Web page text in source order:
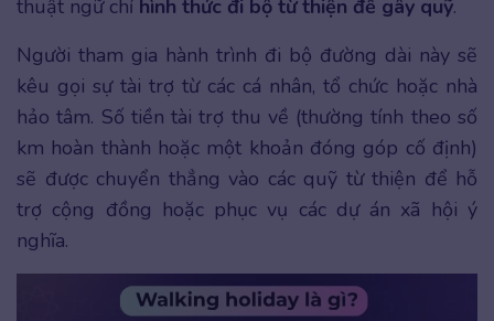
thuật ngữ chỉ hình thức đi bộ từ thiện để gây quỹ.
Người tham gia hành trình đi bộ đường dài này sẽ
kêu gọi sự tài trợ từ các cá nhân, tổ chức hoặc nhà
hảo tâm. Số tiền tài trợ thu về (thường tính theo số
km hoàn thành hoặc một khoản đóng góp cố định)
sẽ được chuyển thẳng vào các quỹ từ thiện để hỗ
trợ cộng đồng hoặc phục vụ các dự án xã hội ý
nghĩa.